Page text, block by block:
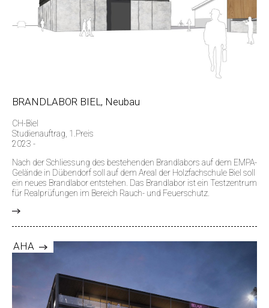
BRANDLABOR BIEL, Neubau
CH-Biel
Studienauftrag, 1.Preis
2023 -
Nach der Schliessung des bestehenden Brandlabors auf dem EMPA-
Gelände in Dübendorf soll auf dem Areal der Holzfachschule Biel soll
ein neues Brandlabor entstehen. Das Brandlabor ist ein Testzentrum
für Realprüfungen im Bereich Rauch- und Feuerschutz.
AHA